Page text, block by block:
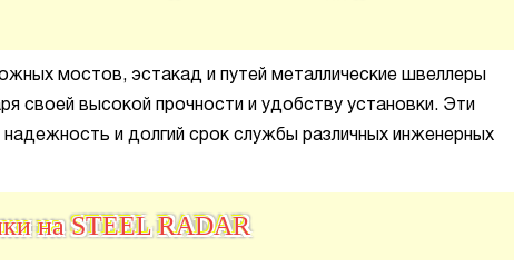
мостов, эстакад и путей металлические швеллеры
своей высокой прочности и удобству установки. Эти
и долгий срок службы различных инженерных
на STEEL RADAR